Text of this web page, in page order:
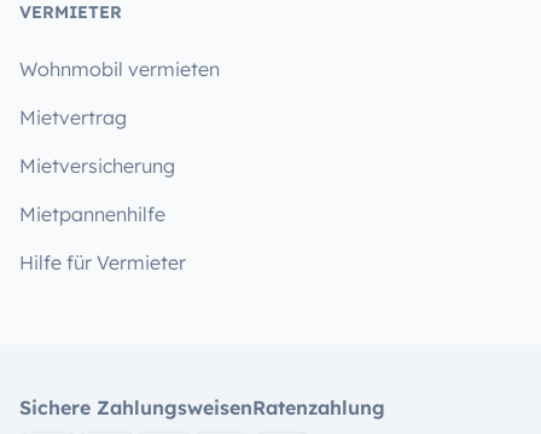
VERMIETER
Wohnmobil vermieten
Mietvertrag
Mietversicherung
Mietpannenhilfe
Hilfe für Vermieter
Sichere ZahlungsweisenRatenzahlung